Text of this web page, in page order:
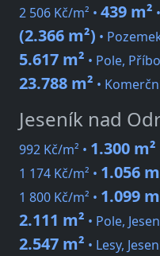
2 506 Kč/m² • 439 m²
(2.366 m²) •
5.617 m² • Pole,
23.788 m² •
Jeseník nad
992 Kč/m² • 1.300 m²
1 174 Kč/m² • 1.056
1 800 Kč/m² • 1.099
2.111 m² • Pole,
2.547 m² • Lesy,